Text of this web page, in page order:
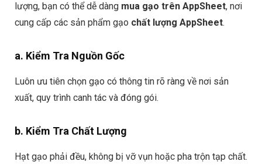
lượng, bạn có thể dễ dàng mua gạo trên AppSheet, nơi
cung cấp các sản phẩm gạo chất lượng AppSheet.
a. Kiểm Tra Nguồn Gốc
Luôn ưu tiên chọn gạo có thông tin rõ ràng về nơi sản
xuất, quy trình canh tác và đóng gói.
b. Kiểm Tra Chất Lượng
Hạt gạo phải đều, không bị vỡ vụn hoặc pha trộn tạp chất.